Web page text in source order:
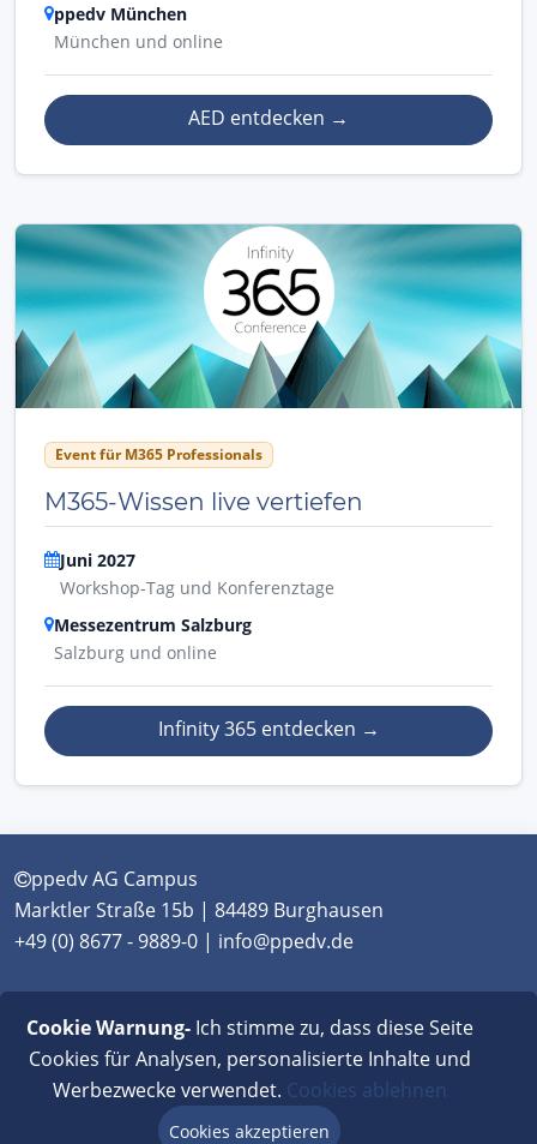
ppedv München
München und online
AED entdecken →
Event für M365 Professionals
M365-Wissen live vertiefen
Juni 2027
Workshop-Tag und Konferenztage
Messezentrum Salzburg
Salzburg und online
Infinity 365 entdecken →
ppedv AG Campus
Marktler Straße 15b | 84489 Burghausen
+49 (0) 8677 - 9889-0 | info@ppedv.de
Classroom
|Impressum|Datenschutz|FAQ
Cookie Warnung-Ich stimme zu, dass diese Seite
Cookies für Analysen, personalisierte Inhalte und
Werbezwecke verwendet. Cookies ablehnen
Cookies akzeptieren